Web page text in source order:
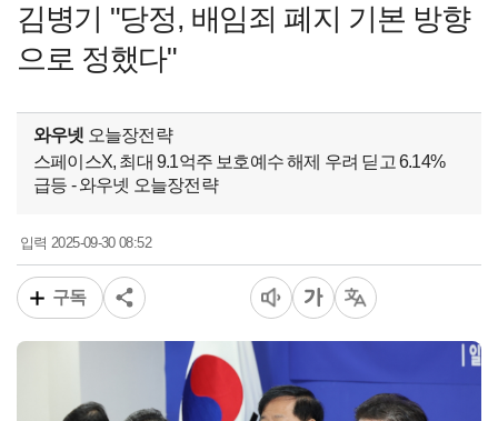
김병기 "당정, 배임죄 폐지 기본 방향
으로 정했다"
와우넷 오늘장전략
스페이스X, 최대 9.1억주 보호예수 해제 우려 딛고 6.14%
급등 - 와우넷 오늘장전략
입력2025-09-30 08:52
구독